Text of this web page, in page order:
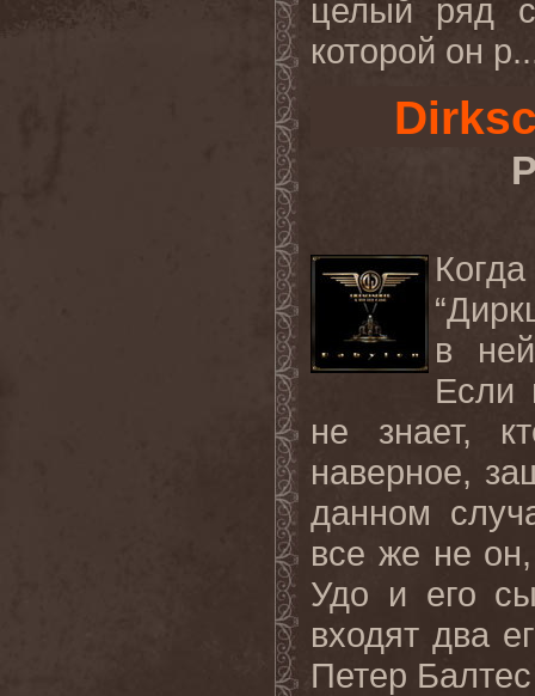
целый ряд
которой он
в
Если
не знает,
наверное,
данном
все же не
Удо и его
входят два
Петер